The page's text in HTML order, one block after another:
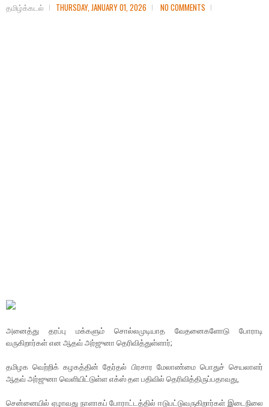
தமிழ்க்கடல் THURSDAY, JANUARY 01, 2026 NO COMMENTS
அனைத்து தரப்பு மக்களும் சொல்லமுடியாத வேதனைகளோடு போராடி
வருகிறார்கள் என ஆதவ் அர்ஜுனா தெரிவித்துள்ளார்;
தமிழக வெற்றிக் கழகத்தின் தேர்தல் பிரசார மேலாண்மை பொதுச் செயலாளர்
ஆதவ் அர்ஜுனா வெளியிட்டுள்ள எக்ஸ் தள பதிவில் தெரிவித்திருப்பதாவது,
சென்னையில் ஏழாவது நாளாகப் போராட்டத்தில் ஈடுபட்டுவருகிறார்கள் இடைநிலை